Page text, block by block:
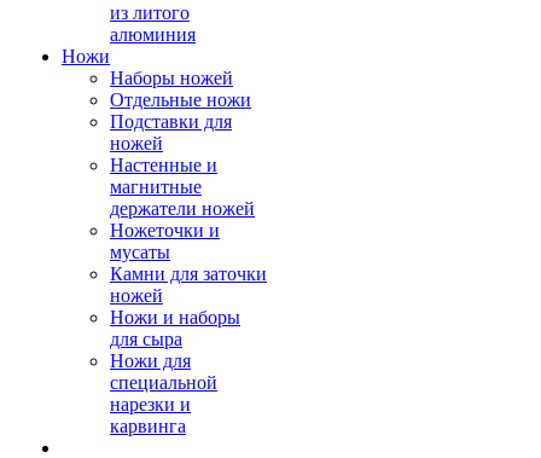
из литого
алюминия
Ножи
Наборы ножей
Отдельные ножи
Подставки для
ножей
Настенные и
магнитные
держатели ножей
Ножеточки и
мусаты
Камни для заточки
ножей
Ножи и наборы
для сыра
Ножи для
специальной
нарезки и
карвинга